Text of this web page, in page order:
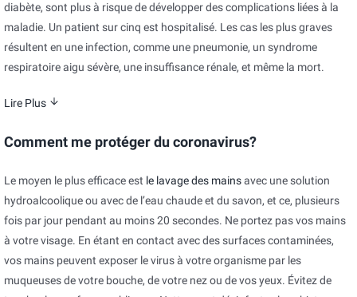
diabète, sont plus à risque de développer des complications liées à la
maladie. Un patient sur cinq est hospitalisé. Les cas les plus graves
résultent en une infection, comme une pneumonie, un syndrome
respiratoire aigu sévère, une insuffisance rénale, et même la mort.
Lire Plus
Comment me protéger du coronavirus?
Le moyen le plus efficace est le lavage des mainsavec une solution
hydroalcoolique ou avec de l’eau chaude et du savon, et ce, plusieurs
fois par jour pendant au moins 20 secondes. Ne portez pas vos mains
à votre visage. En étant en contact avec des surfaces contaminées,
vos mains peuvent exposer le virus à votre organisme par les
muqueuses de votre bouche, de votre nez ou de vos yeux. Évitez de